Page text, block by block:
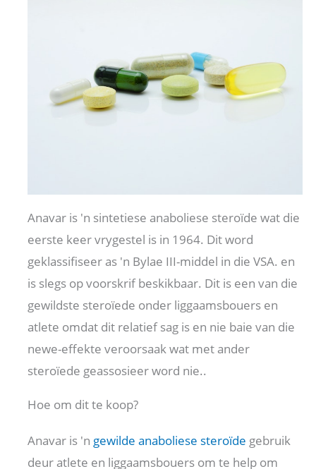
Anavar is 'n sintetiese anaboliese steroïde wat die
eerste keer vrygestel is in 1964. Dit word
geklassifiseer as 'n Bylae III-middel in die VSA. en
is slegs op voorskrif beskikbaar. Dit is een van die
gewildste steroïede onder liggaamsbouers en
atlete omdat dit relatief sag is en nie baie van die
newe-effekte veroorsaak wat met ander
steroïede geassosieer word nie..
Hoe om dit te koop?
Anavar is 'n gewilde anaboliese steroïde gebruik
deur atlete en liggaamsbouers om te help om